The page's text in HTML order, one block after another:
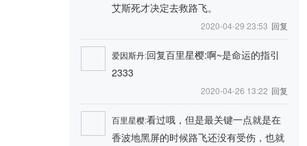
艾斯死才决定去救路飞。
2020-04-29 23:53 回复
爱因斯丹:回复百里星樱:啊~是命运的指引
2333
2020-04-26 13:22 回复
百里星樱:看过哦，但是最关键一点就是在
香波地黑屏的时候路飞还没有受伤，也就